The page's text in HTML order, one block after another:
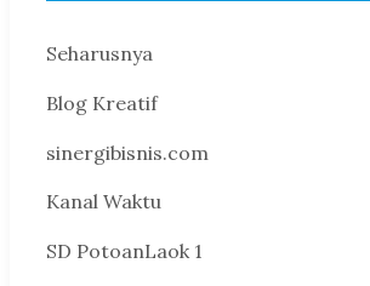
Seharusnya
Blog Kreatif
sinergibisnis.com
Kanal Waktu
SD PotoanLaok 1